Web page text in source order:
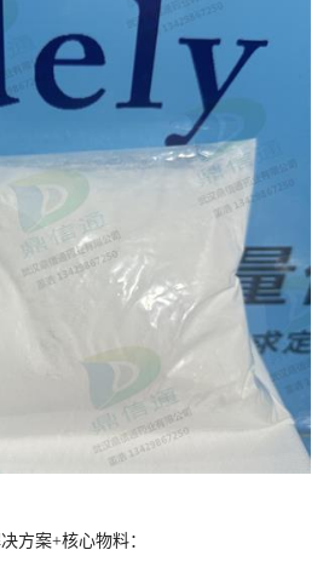
方案+核心物料：